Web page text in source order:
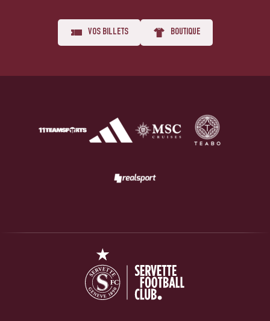
VOS BILLETS BOUTIQUE